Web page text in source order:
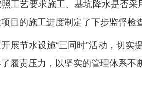
工艺要求施工、基坑降水是否
目的施工进度制定了下步监督检
展节水设施“三同时”活动，切实
履责压力，以坚实的管理体系